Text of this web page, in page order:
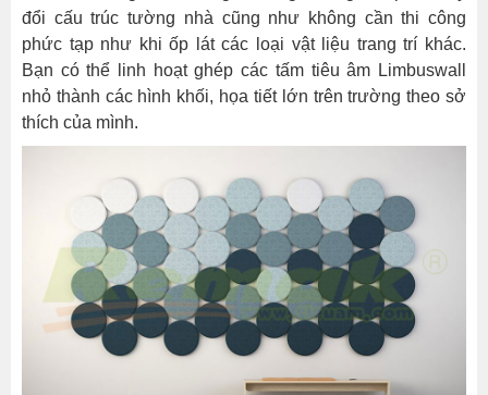
đổi cấu trúc tường nhà cũng như không cần thi công
phức tạp như khi ốp lát các loại vật liệu trang trí khác.
Bạn có thể linh hoạt ghép các tấm tiêu âm Limbuswall
nhỏ thành các hình khối, họa tiết lớn trên trường theo sở
thích của mình.